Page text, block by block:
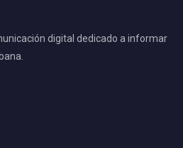
digital dedicado a informar